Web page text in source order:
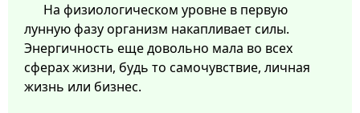
На физиологическом уровне в первую
лунную фазу организм накапливает силы.
Энергичность еще довольно мала во всех
сферах жизни, будь то самочувствие, личная
жизнь или бизнес.